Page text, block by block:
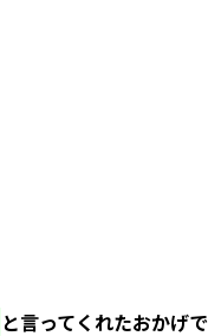
と言ってくれたおかげで